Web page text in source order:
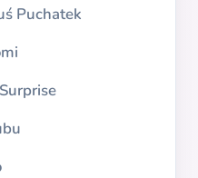
Puchatek